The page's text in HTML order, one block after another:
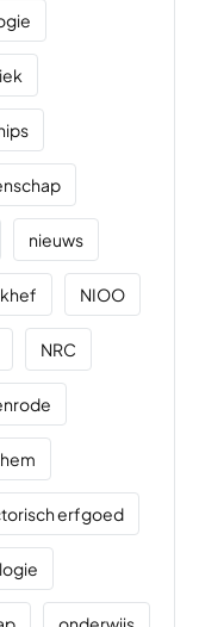
nieuws
NIOO
NRC
erfgoed